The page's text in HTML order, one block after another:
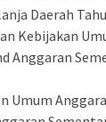
Daerah
Kebijakan
Anggaran
Umum